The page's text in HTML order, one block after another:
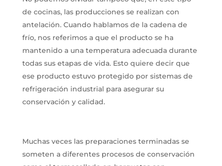
de cocinas, las producciones se realizan con
antelación. Cuando hablamos de la cadena de
frío, nos referimos a que el producto se ha
mantenido a una temperatura adecuada durante
todas sus etapas de vida. Esto quiere decir que
ese producto estuvo protegido por sistemas de
refrigeración industrial para asegurar su
conservación y calidad.
Muchas veces las preparaciones terminadas se
someten a diferentes procesos de conservación